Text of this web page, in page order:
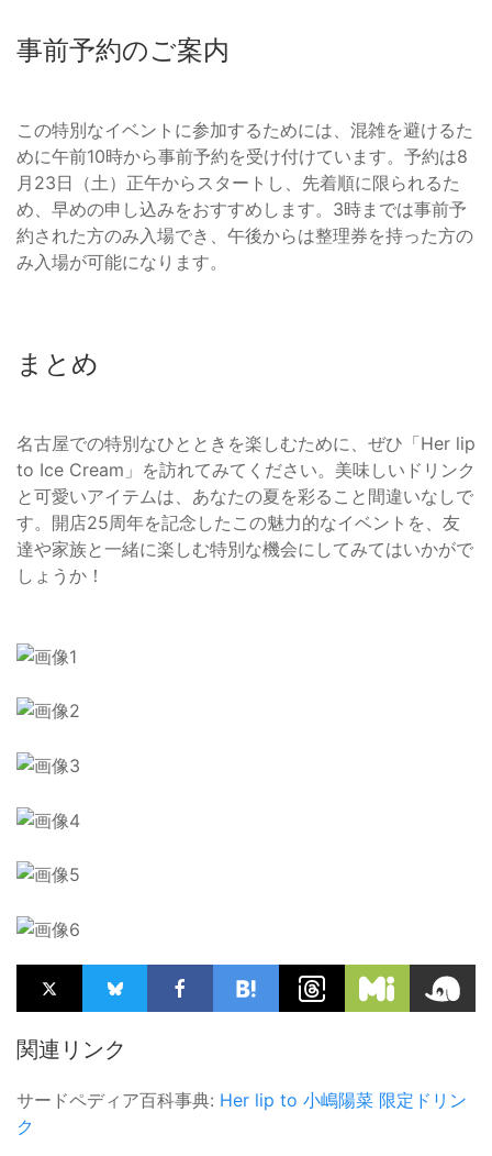
事前予約のご案内
この特別なイベントに参加するためには、混雑を避けるた
めに午前10時から事前予約を受け付けています。予約は8
月23日（土）正午からスタートし、先着順に限られるた
め、早めの申し込みをおすすめします。3時までは事前予
約された方のみ入場でき、午後からは整理券を持った方の
み入場が可能になります。
まとめ
名古屋での特別なひとときを楽しむために、ぜひ「Her lip
to Ice Cream」を訪れてみてください。美味しいドリンク
と可愛いアイテムは、あなたの夏を彩ること間違いなしで
す。開店25周年を記念したこの魅力的なイベントを、友
達や家族と一緒に楽しむ特別な機会にしてみてはいかがで
しょうか！
関連リンク
サードペディア百科事典: Her lip to 小嶋陽菜 限定ドリン
ク